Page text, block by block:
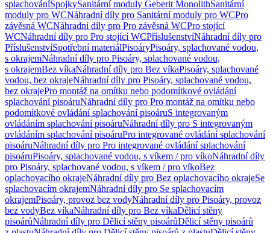
splachováníSpojkySanitární moduly Geberit MonolithSanitární
moduly pro WCNáhradní díly pro Sanitární moduly pro WCPro
závěsná WCNáhradní díly pro Pro závěsná WCPro stojící
WCNáhradní díly pro Pro stojící WCPříslušenstvíNáhradní díly pro
PříslušenstvíSpotřební materiálPisoáryPisoáry, splachované vodou,
s okrajemNáhradní díly pro Pisoáry, splachované vodou,
s okrajemBez víkaNáhradní díly pro Bez víkaPisoáry, splachované
vodou, bez okrajeNáhradní díly pro Pisoáry, splachované vodou,
bez okrajePro montáž na omítku nebo podomítkové ovládání
splachování pisoáruNáhradní díly pro Pro montáž na omítku nebo
podomítkové ovládání splachování pisoáruS integrovaným
ovládáním splachování pisoáruNáhradní díly pro S integrovaným
ovládáním splachování pisoáruPro integrované ovládání splachování
pisoáruNáhradní díly pro Pro integrované ovládání splachování
pisoáruPisoáry, splachované vodou, s víkem / pro víkoNáhradní díly
pro Pisoáry, splachované vodou, s víkem / pro víkoBez
oplachovacího okrajeNáhradní díly pro Bez oplachovacího okrajeSe
splachovacím okrajemNáhradní díly pro Se splachovacím
okrajemPisoáry, provoz bez vodyNáhradní díly pro Pisoáry, provoz
bez vodyBez víkaNáhradní díly pro Bez víkaDělicí stěny
pisoárůNáhradní díly pro Dělicí stěny pisoárůDělicí stěny pisoárů